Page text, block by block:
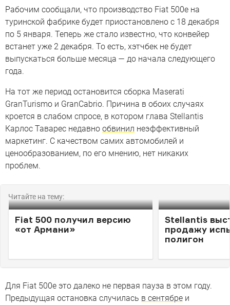
Рабочим сообщали, что производство Fiat 500e на
туринской фабрике будет приостановлено с 18 декабря
по 5 января. Теперь же стало известно, что конвейер
встанет уже 2 декабря. То есть, хэтчбек не будет
выпускаться больше месяца — до начала следующего
года.
На тот же период остановится сборка Maserati
GranTurismo и GranCabrio. Причина в обоих случаях
кроется в слабом спросе, в котором глава Stellantis
Карлос Таварес недавно обвинил неэффективный
маркетинг. С качеством самих автомобилей и
ценообразованием, по его мнению, нет никаких
проблем.
Читайте на тему:
Fiat 500 получил версию
«от Армани»
Stellantis
продажу
полигон
Для Fiat 500e это далеко не первая пауза в этом году.
Предыдущая остановка случилась в сентябре и